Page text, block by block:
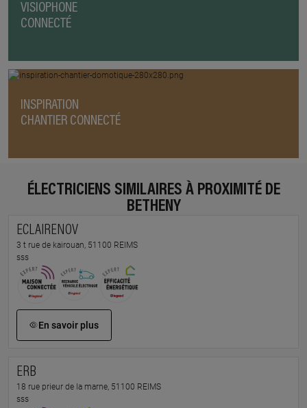
VISIOPHONE
CONNECTÉ
INSPIRATION
CHANTIER CONNECTÉ
ÉLECTRICIENS SIMILAIRES À PROXIMITÉ DE
BETHENY
ECLAIRENOV
3 t rue de kairouan, 51100 REIMS
sss
En savoir plus
ERB
18 rue prieur de la marne, 51100 REIMS
sss